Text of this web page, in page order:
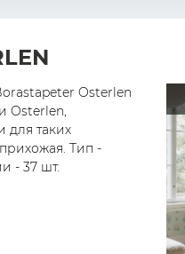
Marburg
KT-
Osterlen
Osterlen,
для таких
Тип -
- 37 шт.